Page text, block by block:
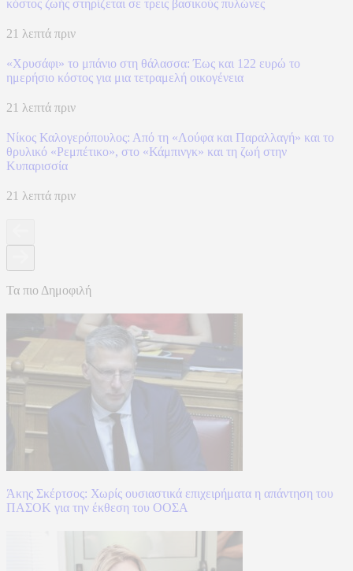
κόστος ζωής στηρίζεται σε τρεις βασικούς πυλώνες
21 λεπτά πριν
«Χρυσάφι» το μπάνιο στη θάλασσα: Έως και 122 ευρώ το
ημερήσιο κόστος για μια τετραμελή οικογένεια
21 λεπτά πριν
Νίκος Καλογερόπουλος: Από τη «Λούφα και Παραλλαγή» και το
θρυλικό «Ρεμπέτικο», στο «Κάμπινγκ» και τη ζωή στην
Κυπαρισσία
21 λεπτά πριν
Τα πιο Δημοφιλή
Άκης Σκέρτσος: Χωρίς ουσιαστικά επιχειρήματα η απάντηση του
ΠΑΣΟΚ για την έκθεση του ΟΟΣΑ